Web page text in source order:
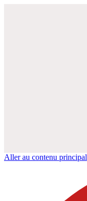
Aller au contenu principal